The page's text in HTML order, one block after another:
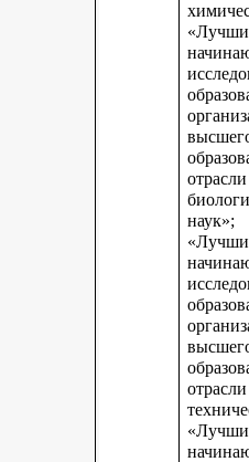
отрасли
наук»;
отрасли